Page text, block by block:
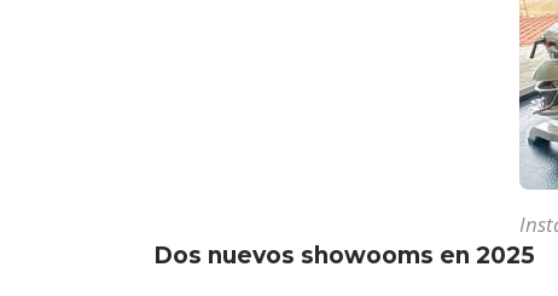
Dos nuevos showooms en 2025